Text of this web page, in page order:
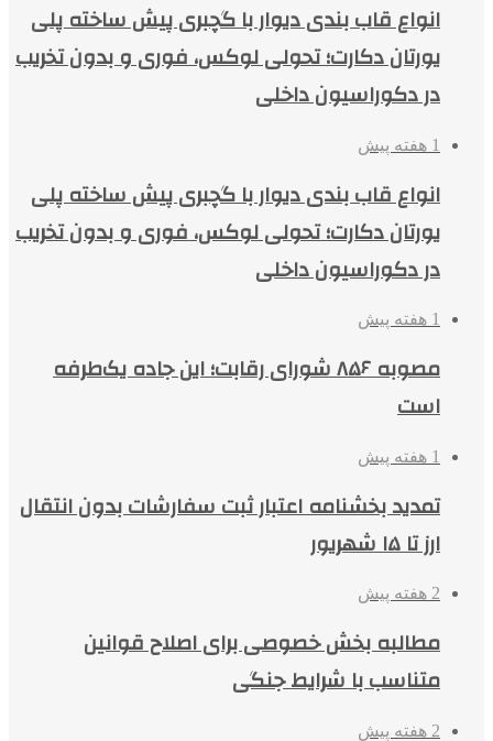
انواع قاب بندی دیوار با گچبری پیش ساخته پلی
یورتان دکارت؛ تحولی لوکس، فوری و بدون تخریب
در دکوراسیون داخلی
1 هفته پیش
انواع قاب بندی دیوار با گچبری پیش ساخته پلی
یورتان دکارت؛ تحولی لوکس، فوری و بدون تخریب
در دکوراسیون داخلی
1 هفته پیش
مصوبه ۸۵۶ شورای رقابت؛ این جاده یک‌طرفه
است
1 هفته پیش
تمدید بخشنامه اعتبار ثبت سفارشات بدون انتقال
ارز تا ۱۵ شهریور
2 هفته پیش
مطالبه بخش خصوصی برای اصلاح قوانین
متناسب با شرایط جنگی
2 هفته پیش